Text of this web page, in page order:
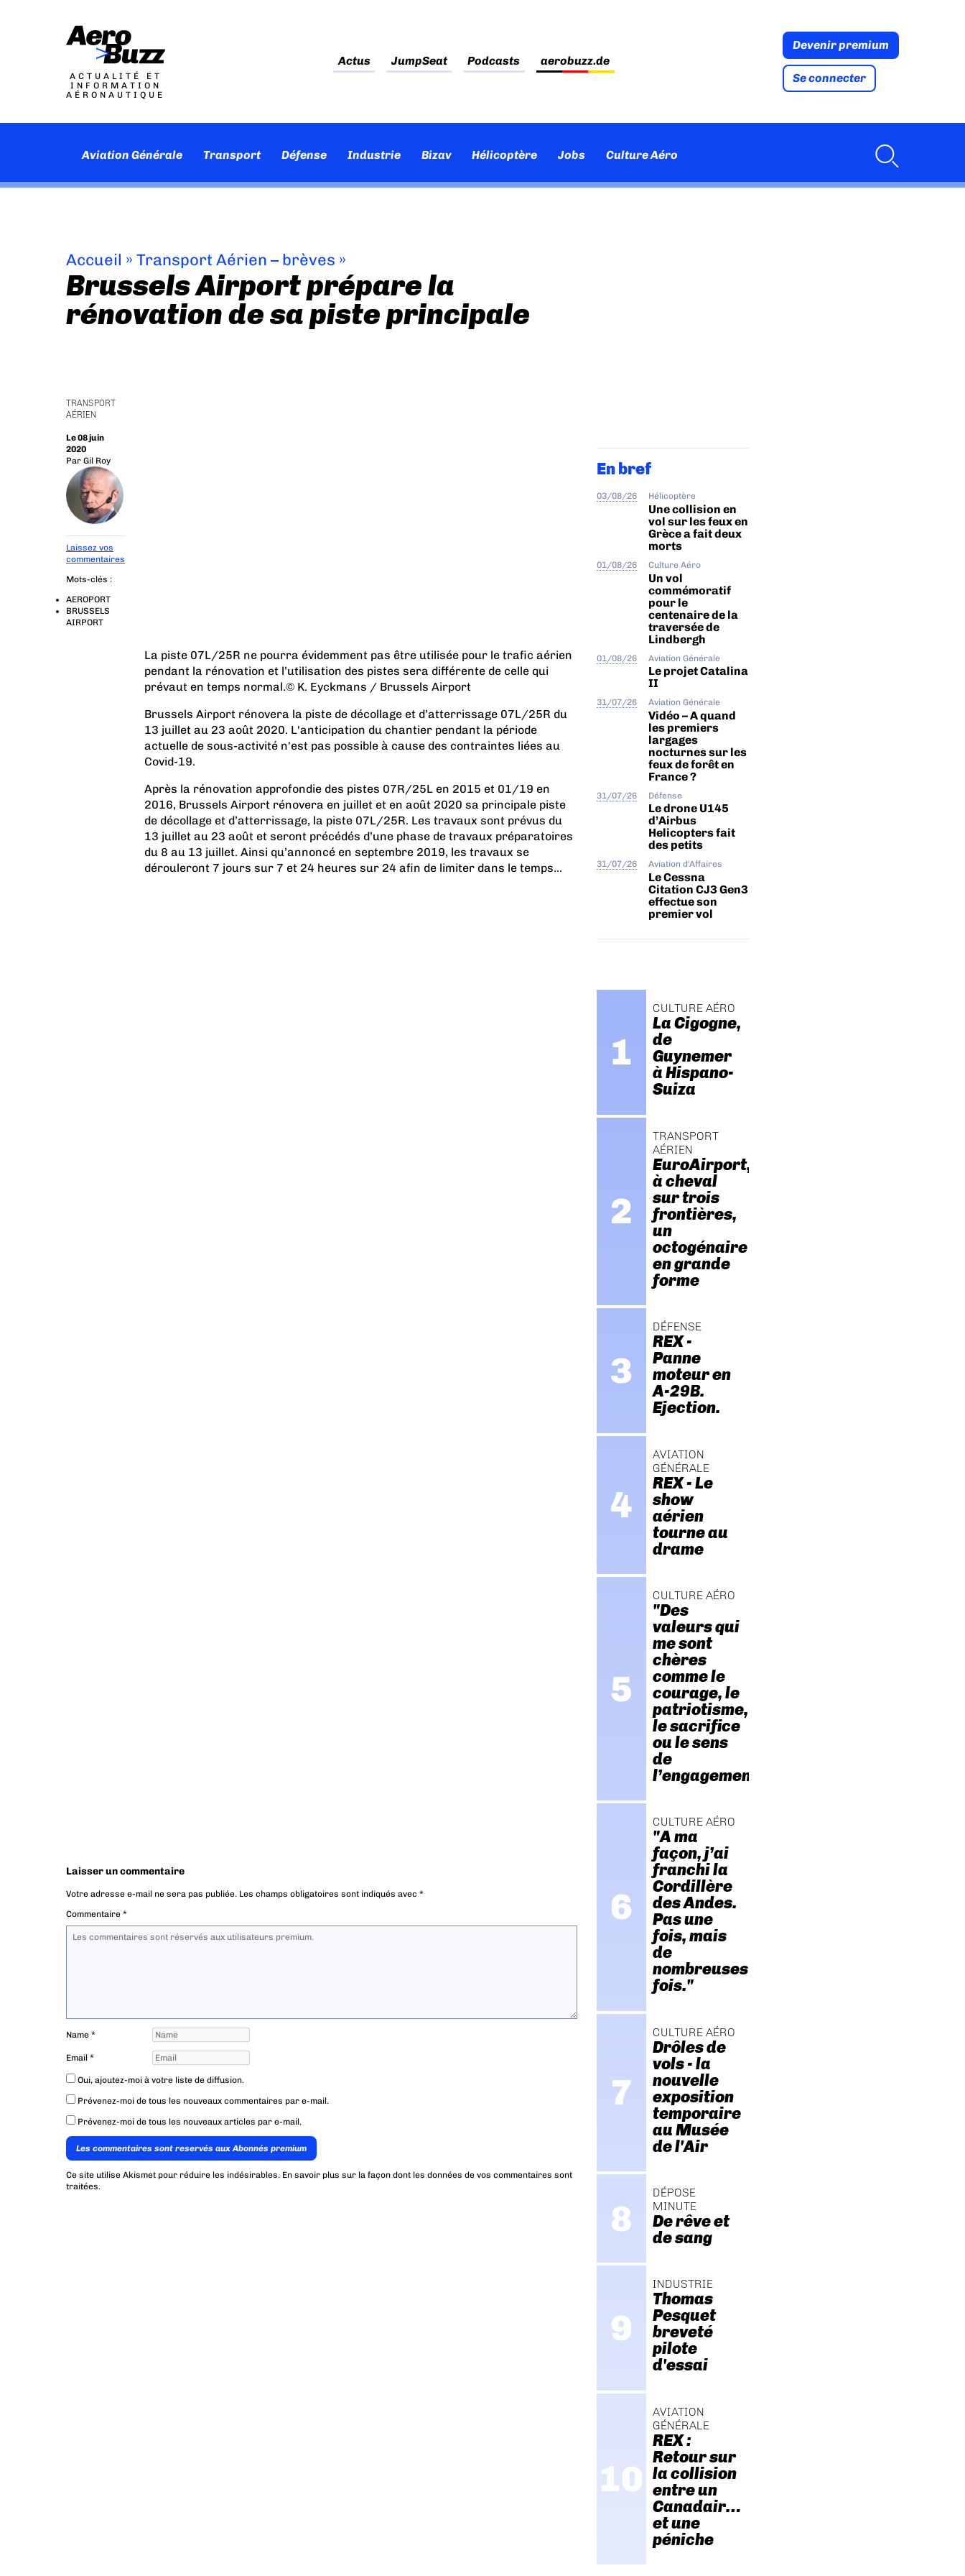
ACTUALITÉ ET
INFORMATION
AÉRONAUTIQUE
Actus JumpSeat Podcasts aerobuzz.de
Devenir premium
Se connecter
Aviation Générale Transport Défense Industrie Bizav Hélicoptère Jobs Culture Aéro
Accueil » Transport Aérien – brèves »
Brussels Airport prépare la
rénovation de sa piste principale
TRANSPORT
AÉRIEN
Le 08 juin
2020
Par Gil Roy
Laissez vos
commentaires
Mots-clés :
AEROPORT
BRUSSELS
AIRPORT
La piste 07L/25R ne pourra évidemment pas être utilisée pour le trafic aérien
pendant la rénovation et l’utilisation des pistes sera différente de celle qui
prévaut en temps normal.© K. Eyckmans / Brussels Airport
Brussels Airport rénovera la piste de décollage et d’atterrissage 07L/25R du
13 juillet au 23 août 2020. L'anticipation du chantier pendant la période
actuelle de sous-activité n'est pas possible à cause des contraintes liées au
Covid-19.
Après la rénovation approfondie des pistes 07R/25L en 2015 et 01/19 en
2016, Brussels Airport rénovera en juillet et en août 2020 sa principale piste
de décollage et d’atterrissage, la piste 07L/25R. Les travaux sont prévus du
13 juillet au 23 août et seront précédés d’une phase de travaux préparatoires
du 8 au 13 juillet. Ainsi qu’annoncé en septembre 2019, les travaux se
dérouleront 7 jours sur 7 et 24 heures sur 24 afin de limiter dans le temps...
Laisser un commentaire
Votre adresse e-mail ne sera pas publiée. Les champs obligatoires sont indiqués avec *
Commentaire *
Name *
Email *
Oui, ajoutez-moi à votre liste de diffusion.
Prévenez-moi de tous les nouveaux commentaires par e-mail.
Prévenez-moi de tous les nouveaux articles par e-mail.
Les commentaires sont reservés aux Abonnés premium
Ce site utilise Akismet pour réduire les indésirables. En savoir plus sur la façon dont les données de vos commentaires sont
traitées.
En bref
03/08/26 Hélicoptère
Une collision en
vol sur les feux en
Grèce a fait deux
morts
01/08/26 Culture Aéro
Un vol
commémoratif
pour le
centenaire de la
traversée de
Lindbergh
01/08/26 Aviation Générale
Le projet Catalina
II
31/07/26 Aviation Générale
Vidéo – A quand
les premiers
largages
nocturnes sur les
feux de forêt en
France ?
31/07/26 Défense
Le drone U145
d’Airbus
Helicopters fait
des petits
31/07/26 Aviation d'Affaires
Le Cessna
Citation CJ3 Gen3
effectue son
premier vol
CULTURE AÉRO
La Cigogne,
de
Guynemer
à Hispano-
Suiza
TRANSPORT
AÉRIEN
EuroAirport,
à cheval
sur trois
frontières,
un
octogénaire
en grande
forme
DÉFENSE
REX -
Panne
moteur en
A-29B.
Ejection.
AVIATION
GÉNÉRALE
REX - Le
show
aérien
tourne au
drame
CULTURE AÉRO
"Des
valeurs qui
me sont
chères
comme le
courage, le
patriotisme,
le sacrifice
ou le sens
de
l’engagement."
CULTURE AÉRO
"A ma
façon, j’ai
franchi la
Cordillère
des Andes.
Pas une
fois, mais
de
nombreuses
fois."
CULTURE AÉRO
Drôles de
vols - la
nouvelle
exposition
temporaire
au Musée
de l'Air
DÉPOSE
MINUTE
De rêve et
de sang
INDUSTRIE
Thomas
Pesquet
breveté
pilote
d'essai
AVIATION
GÉNÉRALE
REX :
Retour sur
la collision
entre un
Canadair…
et une
péniche